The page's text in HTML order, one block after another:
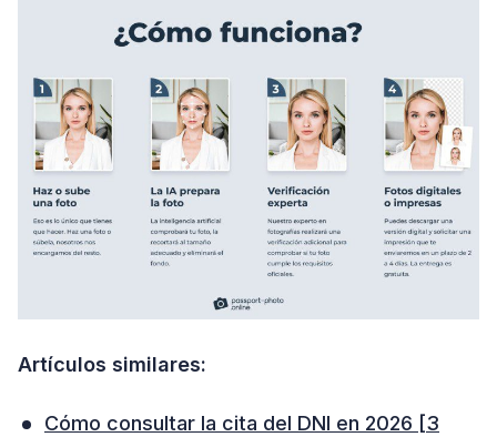
Artículos similares:
Cómo consultar la cita del DNI en 2026 [3